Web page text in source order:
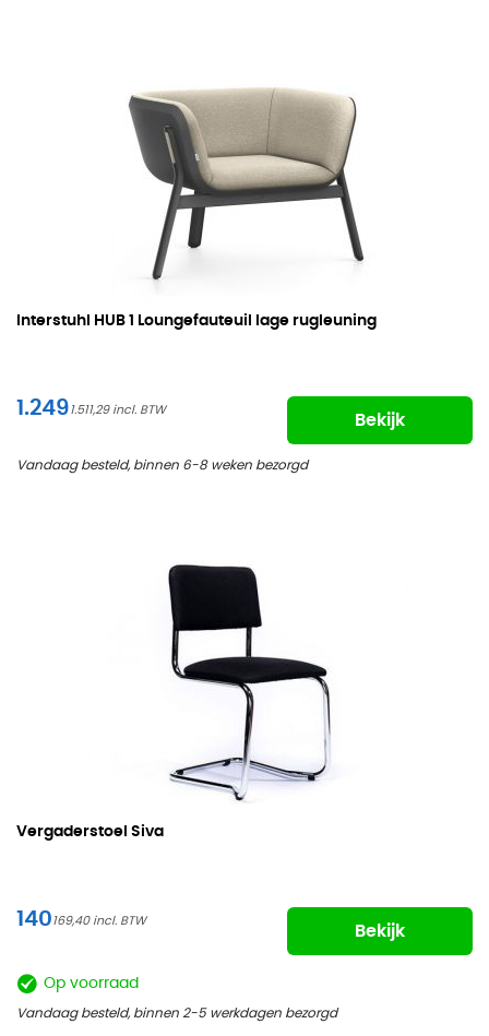
Interstuhl HUB 1 Loungefauteuil lage rugleuning
1.2491.511,29
Bekijk
Vandaag besteld, binnen 6-8 weken bezorgd
Vergaderstoel Siva
140169,40
Bekijk
Op voorraad
Vandaag besteld, binnen 2-5 werkdagen bezorgd